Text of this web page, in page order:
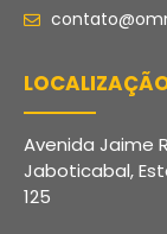
Avenida Jaime
Jaboticabal,
125